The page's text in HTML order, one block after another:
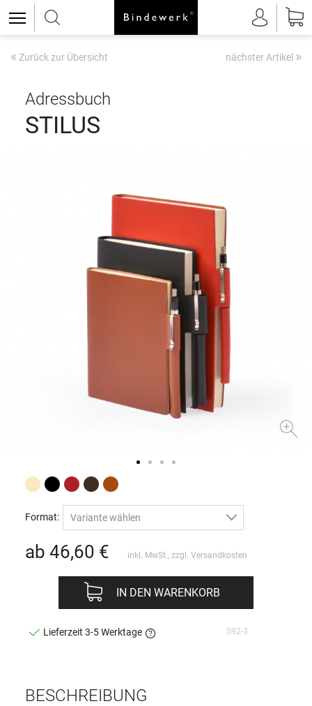
« Zurück zur Übersicht nächster Artikel »
Adressbuch
STILUS
BESCHREIBUNG
Format: Variante wählen
ab 46,60 € inkl. MwSt., zzgl. Versandkosten
IN DEN WARENKORB
Lieferzeit 3-5 Werktage S92-3